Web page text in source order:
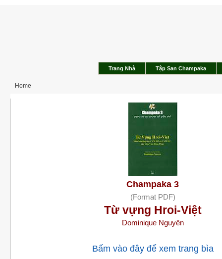
Trang Nhà Tập San Champaka
Home
Champaka 3
(Format PDF)
Từ vựng Hroi-Việt
Dominique Nguyên
Bấm vào đây để xem trang bìa